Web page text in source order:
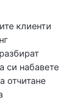
клиенти
си набавете
отчитане